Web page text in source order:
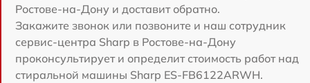
Ростове-на-Дону и доставит обратно.
Закажите звонок или позвоните и наш сотрудник
сервис-центра Sharp в Ростове-на-Дону
проконсультирует и определит стоимость работ над
стиральной машины Sharp ES-FB6122ARWH.